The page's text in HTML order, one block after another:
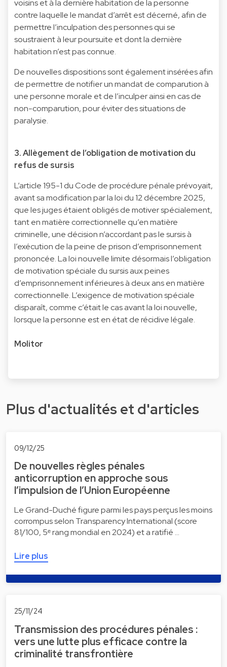
voisins et à la dernière habitation de la personne
contre laquelle le mandat d’arrêt est décerné, afin de
permettre l’inculpation des personnes qui se
soustraient à leur poursuite et dont la dernière
habitation n’est pas connue.
De nouvelles dispositions sont également insérées afin
de permettre de notifier un mandat de comparution à
une personne morale et de l’inculper ainsi en cas de
non-comparution, pour éviter des situations de
paralysie.
3. Allègement de l’obligation de motivation du
refus de sursis
L’article 195-1 du Code de procédure pénale prévoyait,
avant sa modification par la loi du 12 décembre 2025,
que les juges étaient obligés de motiver spécialement,
tant en matière correctionnelle qu’en matière
criminelle, une décision n’accordant pas le sursis à
l’exécution de la peine de prison d’emprisonnement
prononcée. La loi nouvelle limite désormais l’obligation
de motivation spéciale du sursis aux peines
d’emprisonnement inférieures à deux ans en matière
correctionnelle. L’exigence de motivation spéciale
disparaît, comme c’était le cas avant la loi nouvelle,
lorsque la personne est en état de récidive légale.
Molitor
Plus d'actualités et d'articles
09/12/25
De nouvelles règles pénales
anticorruption en approche sous
l’impulsion de l’Union Européenne
Le Grand-Duché figure parmi les pays perçus les moins
corrompus selon Transparency International (score
81/100, 5ᵉ rang mondial en 2024) et a ratifié …
Lire plus
25/11/24
Transmission des procédures pénales :
vers une lutte plus efficace contre la
criminalité transfrontière